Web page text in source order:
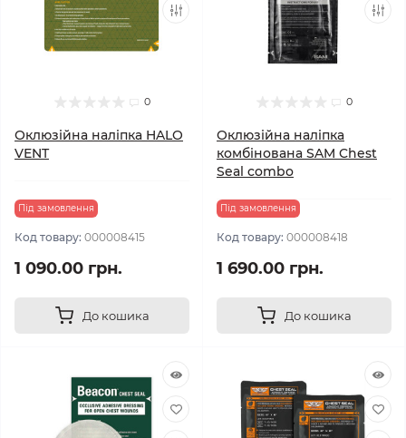
0
Оклюзійна наліпка HALO
VENT
Під замовлення
Код товару: 000008415
1 090.00 грн.
До кошика
0
Оклюзійна наліпка
комбінована SAM Chest
Seal combo
Під замовлення
Код товару: 000008418
1 690.00 грн.
До кошика